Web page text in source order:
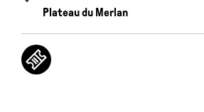
Plateau du Merlan